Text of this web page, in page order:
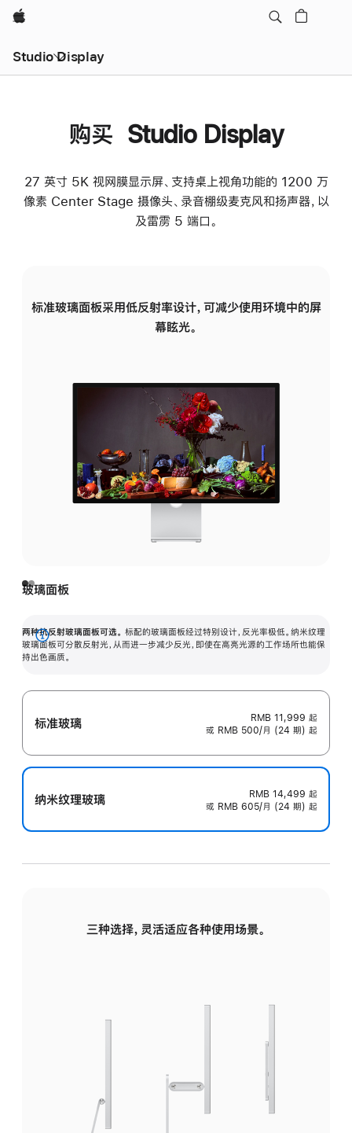
Apple
Studio Display
购买 Studio Display
27 英寸 5K 视网膜显示屏、支持桌上视角功能的 1200 万
像素 Center Stage 摄像头、录音棚级麦克风和扬声器，以
及雷雳 5 端口。
标准玻璃面板采用低反射率设计，可减少使用环境中的屏
幕眩光。
玻璃面板
两种抗反射玻璃面板可选。 标配的玻璃面板经过特别设计，反光率极低。纳米纹理
玻璃面板可分散反射光，从而进一步减少反光，即使在高亮光源的工作场所也能保
持出色画质。
展
开
标准玻璃 RMB 11,999 起
或 RMB 500/月 (24 期) 起
纳米纹理玻璃 RMB 14,499 起
或 RMB 605/月 (24 期) 起
三种选择，灵活适应各种使用场景。